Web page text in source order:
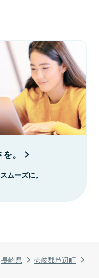
長崎県
壱岐郡芦辺町
。
ムーズに。